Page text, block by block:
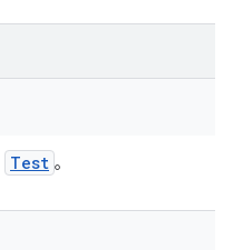
Test 。